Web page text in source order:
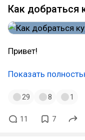
Как добраться
Привет!
Показать
29 8 1
11 7